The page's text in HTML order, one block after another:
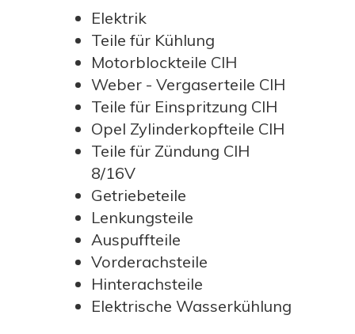
Elektrik
Teile für Kühlung
Motorblockteile CIH
Weber - Vergaserteile CIH
Teile für Einspritzung CIH
Opel Zylinderkopfteile CIH
Teile für Zündung CIH
8/16V
Getriebeteile
Lenkungsteile
Auspuffteile
Vorderachsteile
Hinterachsteile
Elektrische Wasserkühlung